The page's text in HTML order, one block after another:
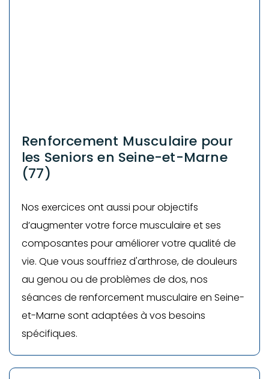
Renforcement Musculaire pour
les Seniors en Seine-et-Marne
(77)
Nos exercices ont aussi pour objectifs
d’augmenter votre force musculaire et ses
composantes pour améliorer votre qualité de
vie. Que vous souffriez d'arthrose, de douleurs
au genou ou de problèmes de dos, nos
séances de renforcement musculaire en Seine-
et-Marne sont adaptées à vos besoins
spécifiques.